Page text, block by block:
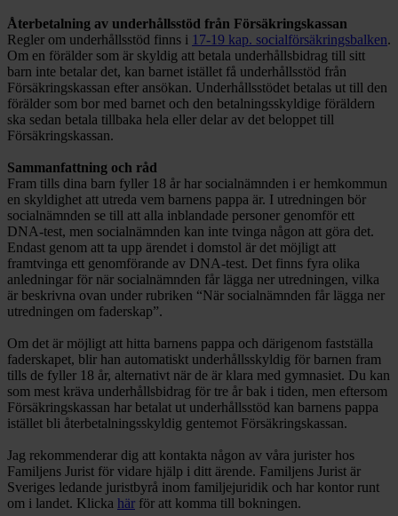
Återbetalning av underhållsstöd från Försäkringskassan
Regler om underhållsstöd finns i 17-19 kap. socialförsäkringsbalken.
Om en förälder som är skyldig att betala underhållsbidrag till sitt
barn inte betalar det, kan barnet istället få underhållsstöd från
Försäkringskassan efter ansökan. Underhållsstödet betalas ut till den
förälder som bor med barnet och den betalningsskyldige föräldern
ska sedan betala tillbaka hela eller delar av det beloppet till
Försäkringskassan.
Sammanfattning och råd
Fram tills dina barn fyller 18 år har socialnämnden i er hemkommun
en skyldighet att utreda vem barnens pappa är. I utredningen bör
socialnämnden se till att alla inblandade personer genomför ett
DNA-test, men socialnämnden kan inte tvinga någon att göra det.
Endast genom att ta upp ärendet i domstol är det möjligt att
framtvinga ett genomförande av DNA-test. Det finns fyra olika
anledningar för när socialnämnden får lägga ner utredningen, vilka
är beskrivna ovan under rubriken “När socialnämnden får lägga ner
utredningen om faderskap”.
Om det är möjligt att hitta barnens pappa och därigenom fastställa
faderskapet, blir han automatiskt underhållsskyldig för barnen fram
tills de fyller 18 år, alternativt när de är klara med gymnasiet. Du kan
som mest kräva underhållsbidrag för tre år bak i tiden, men eftersom
Försäkringskassan har betalat ut underhållsstöd kan barnens pappa
istället bli återbetalningsskyldig gentemot Försäkringskassan.
Jag rekommenderar dig att kontakta någon av våra jurister hos
Familjens Jurist för vidare hjälp i ditt ärende. Familjens Jurist är
Sveriges ledande juristbyrå inom familjejuridik och har kontor runt
om i landet. Klicka här för att komma till bokningen.